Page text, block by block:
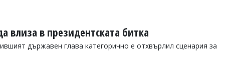
влиза в президентската битка
държавен глава категорично е отхвърлил сценария за